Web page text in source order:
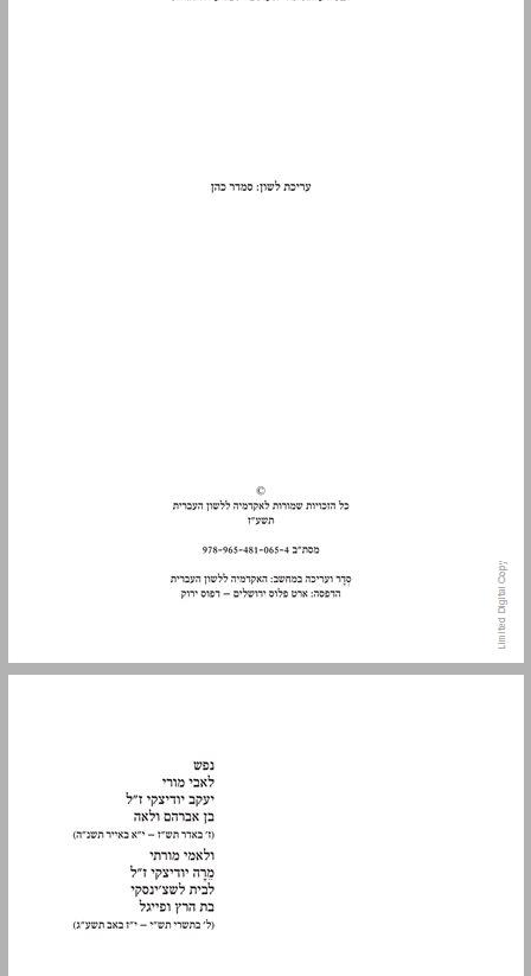
1.3 לשון התעתיקים של המשושה ומחקרה ... 5